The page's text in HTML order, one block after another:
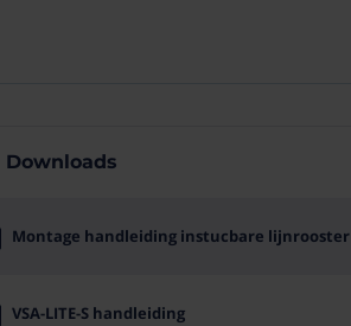
Downloads
Montage handleiding instucbare lijnrooster
VSA-LITE-S handleiding